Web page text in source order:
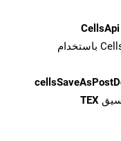
من CellsAPI باستخدام
TEX